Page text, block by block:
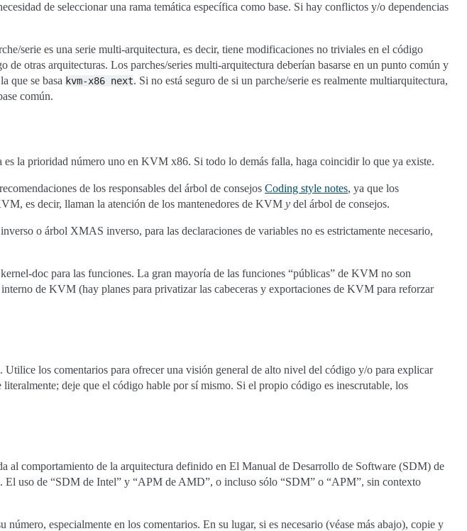
de seleccionar una rama temática específica como base. Si hay conflictos y/o dependencias
serie es una serie multi-arquitectura, es decir, tiene modificaciones no triviales en el código
otras arquitecturas. Los parches/series multi-arquitectura deberían basarse en un punto común y
que se basa kvm-x86 next. Si no está seguro de si un parche/serie es realmente multiarquitectura,
común.
es la prioridad número uno en KVM x86. Si todo lo demás falla, haga coincidir lo que ya existe.
de los responsables del árbol de consejos Coding style notes, ya que los
es decir, llaman la atención de los mantenedores de KVM y del árbol de consejos.
o árbol XMAS inverso, para las declaraciones de variables no es estrictamente necesario,
doc para las funciones. La gran mayoría de las funciones “públicas” de KVM no son
de KVM (hay planes para privatizar las cabeceras y exportaciones de KVM para reforzar
los comentarios para ofrecer una visión general de alto nivel del código y/o para explicar
deje que el código hable por sí mismo. Si el propio código es inescrutable, los
al comportamiento de la arquitectura definido en El Manual de Desarrollo de Software (SDM) de
uso de “SDM de Intel” y “APM de AMD”, o incluso sólo “SDM” o “APM”, sin contexto
especialmente en los comentarios. En su lugar, si es necesario (véase más abajo), copie y